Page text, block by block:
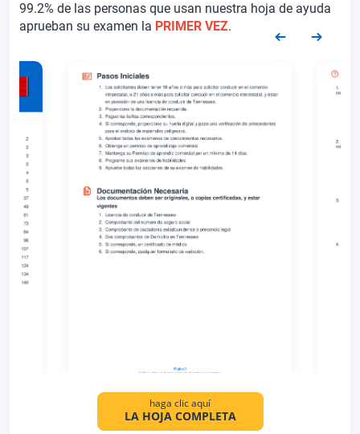
99.2% de las personas que usan nuestra hoja de ayuda
aprueban su examen la PRIMER VEZ.
haga clic aquí
LA HOJA COMPLETA